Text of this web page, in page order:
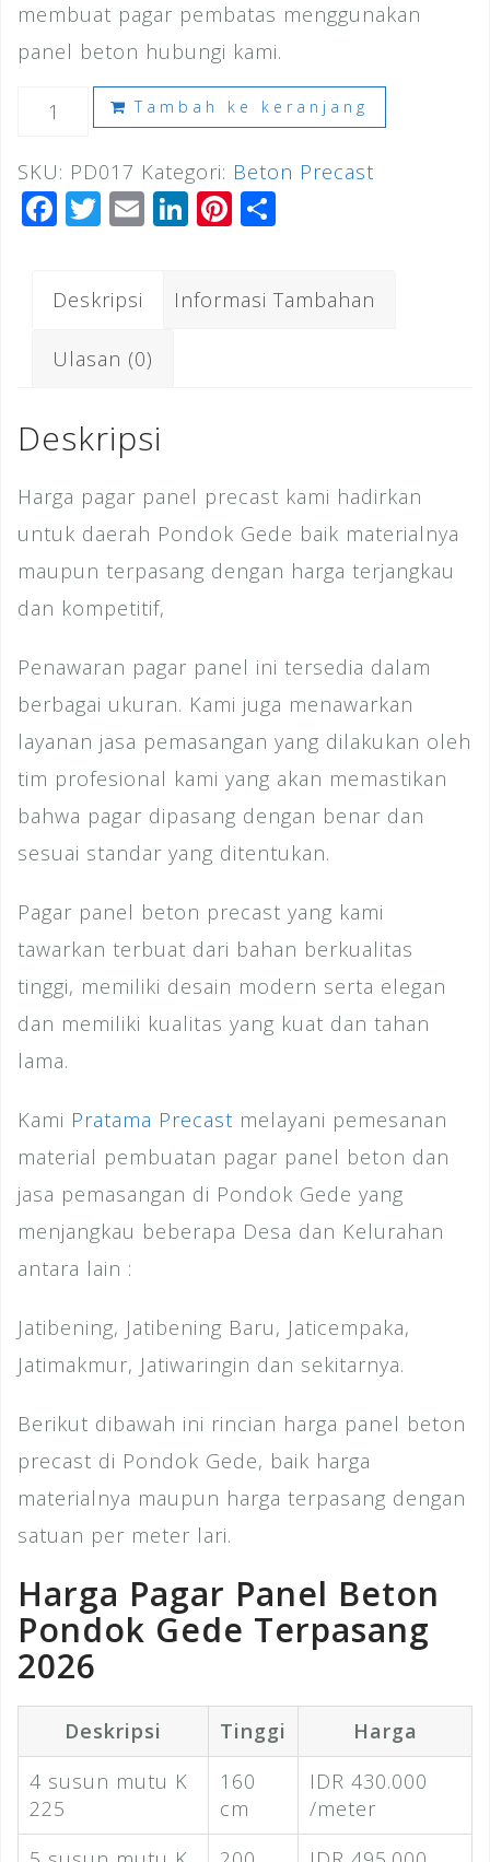
membuat pagar pembatas menggunakan
panel beton hubungi kami.
Kuantitas
Pagar
Panel
Pondok
2026
Tambah ke keranjang
SKU: PD017 Kategori: Beton Precast
F
e
b
k
T
e
r
E Li
e
Pi
r e
Deskripsi Informasi Tambahan
Ulasan (0)
Deskripsi
Harga pagar panel precast kami hadirkan
untuk daerah Pondok Gede baik materialnya
maupun terpasang dengan harga terjangkau
dan kompetitif,
Penawaran pagar panel ini tersedia dalam
berbagai ukuran. Kami juga menawarkan
layanan jasa pemasangan yang dilakukan oleh
tim profesional kami yang akan memastikan
bahwa pagar dipasang dengan benar dan
sesuai standar yang ditentukan.
Pagar panel beton precast yang kami
tawarkan terbuat dari bahan berkualitas
tinggi, memiliki desain modern serta elegan
dan memiliki kualitas yang kuat dan tahan
lama.
Kami Pratama Precast melayani pemesanan
material pembuatan pagar panel beton dan
jasa pemasangan di Pondok Gede yang
menjangkau beberapa Desa dan Kelurahan
antara lain :
Jatibening, Jatibening Baru, Jaticempaka,
Jatimakmur, Jatiwaringin dan sekitarnya.
Berikut dibawah ini rincian harga panel beton
precast di Pondok Gede, baik harga
materialnya maupun harga terpasang dengan
satuan per meter lari.
Harga Pagar Panel Beton
Pondok Gede Terpasang
2026
Deskripsi Tinggi
Harga
4 susun mutu K
225
160
cm
IDR 430.000
/meter